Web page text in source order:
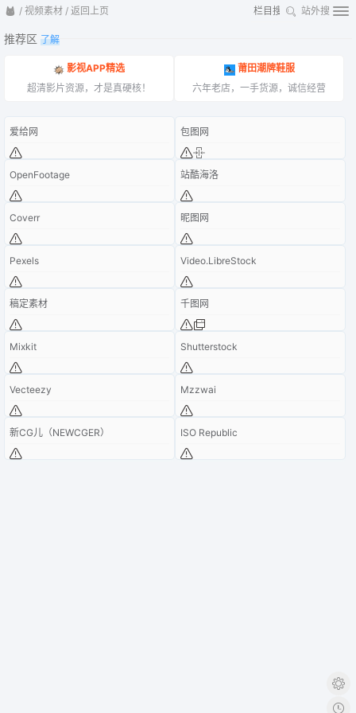
/ 视频素材 / 返回上页 站外搜
推荐区 了解
影视APP精选
超清影片资源，才是真硬核！
莆田潮牌鞋服
六年老店，一手货源，诚信经营
爱给网 包图网
OpenFootage 站酷海洛
Coverr 昵图网
Pexels Video.LibreStock
稿定素材 千图网
Mixkit Shutterstock
Vecteezy Mzzwai
新CG儿（NEWCGER） ISO Republic